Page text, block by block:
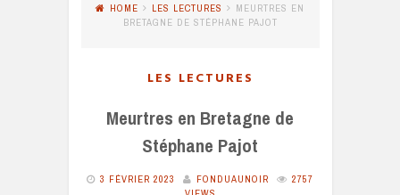
HOME LES LECTURES
MEURTRES EN
BRETAGNE DE STÉPHANE PAJOT
LES LECTURES
Meurtres en Bretagne de
Stéphane Pajot
3 FÉVRIER 2023 FONDUAUNOIR
2757